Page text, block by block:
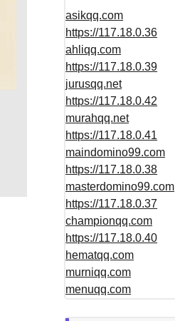
asikqq.com
https://117.18.0.36
ahliqq.com
https://117.18.0.39
jurusqq.net
https://117.18.0.42
murahqq.net
https://117.18.0.41
maindomino99.com
https://117.18.0.38
masterdomino99.com
https://117.18.0.37
championqq.com
https://117.18.0.40
hematqq.com
murniqq.com
menuqq.com